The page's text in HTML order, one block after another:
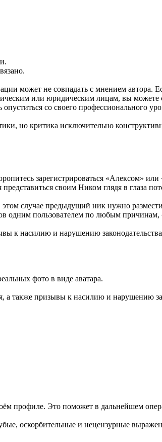
может не совпадать с мнением автора.
или юридическим лицам, вы
со своего профессионального
но критика исключительно
зарегистрироваться «Алексом»
своим Ником глядя в глаза
случае предыдущий ник нужно
одним пользователем по любым
к насилию и нарушению
фото в виде аватара.
также призывы к насилию и нарушению
профиле. Это поможет в дальнейшем
оскорбительные и нецензурные